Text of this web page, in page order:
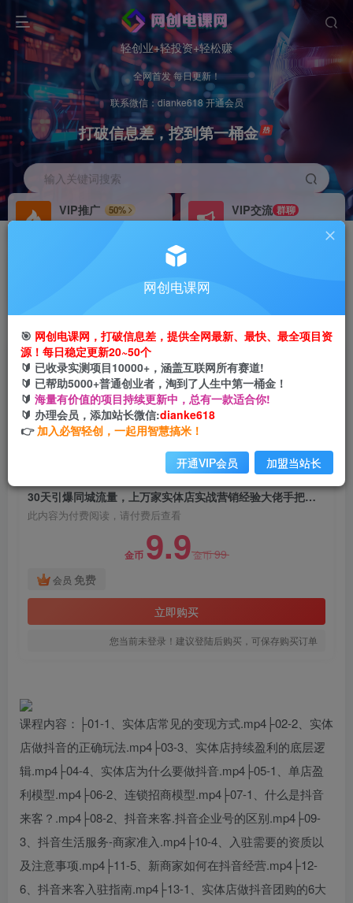
轻创业+轻投资+轻松赚
全网首发 每日更新！
联系微信：dianke618 开通会员
打破信息差，挖到第一桶金
输入关键词搜索
VIP推广
50%
VIP交流 群聊
研究探讨更多创业项目路子。
搭建同款网站，自己当老板
30天引爆同城流量，上万家实体店实战营销经验大
佬手把手教你抖音同城实体店引流
网创电课网
2年前发布
2056 121
30天引爆同城流量，上万家实体店实战营销经验大佬手把手教你抖音同城实体店引流
此内容为付费阅读，请付费后查看
金币 9.9金币99
会员 免费
立即购买
您当前未登录！建议登陆后购买，可保存购买订单
课程内容：├01-1、实体店常见的变现方式.mp4├02-2、实体
店做抖音的正确玩法.mp4├03-3、实体店持续盈利的底层逻
辑.mp4├04-4、实体店为什么要做抖音.mp4├05-1、单店盈
利模型.mp4├06-2、连锁招商模型.mp4├07-1、什么是抖音
来客？.mp4├08-2、抖音来客.抖音企业号的区别.mp4├09-
3、抖音生活服务-商家准入.mp4├10-4、入驻需要的资质以
及注意事项.mp4├11-5、新商家如何在抖音经营.mp4├12-
6、抖音来客入驻指南.mp4├13-1、实体店做抖音团购的6大
网创电课网
🎯 网创电课网，打破信息差，提供全网最新、最快、最全项目资
源！每日稳定更新20~50个
🔰 已收录实测项目10000+，涵盖互联网所有赛道!
🔰 已帮助5000+普通创业者，淘到了人生中第一桶金！
🔰 海量有价值的项目持续更新中，总有一款适合你!
🔰 办理会员，添加站长微信:dianke618
👉 加入必智轻创，一起用智慧搞米！
开通VIP会员 加盟当站长